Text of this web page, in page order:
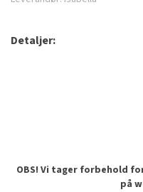
Detaljer:
OBS! Vi tager forbehold
på